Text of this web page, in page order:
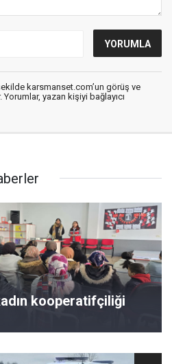
karsmanset.com’un görüş ve
yazan kişiyi bağlayıcı
kooperatifçiliği